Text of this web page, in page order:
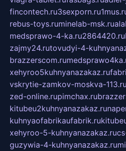
fincontech.ru3sexporn.ru
rebus-toys.ruminelab-msk.ru
medsprawo-4-ka.ru2864420.ru
zajmy24.rutovudyi-4-
brazzerscom.ru
xehyroo5kuhnyanazakaz.ru
vskrytie-zamkov-moskva-113.ru
zed-online.rupimchax.ru
kitubeu2kuhnyanazakaz.ru
kuhnyaofabrikaufabrik.ru
xehyroo-5-kuhnyanazakaz.ru
guzywia-4-kuhnyanazakaz.ru